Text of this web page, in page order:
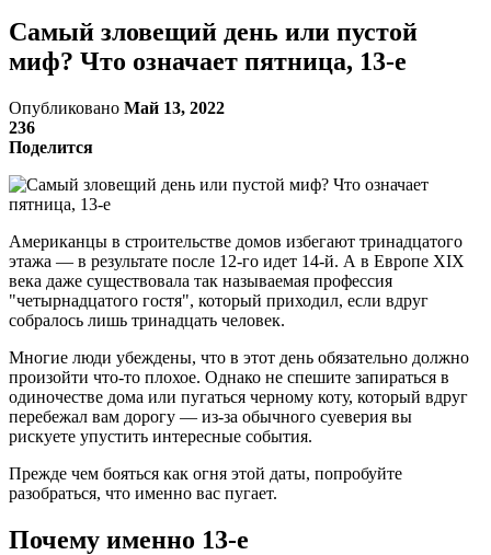
Cамый зловещий день или пустой
миф? Что означает пятница, 13-е
Опубликовано Май 13, 2022
236
Поделится
Американцы в строительстве домов избегают тринадцатого
этажа — в результате после 12-го идет 14-й. А в Европе XIХ
века даже существовала так называемая профессия
"четырнадцатого гостя", который приходил, если вдруг
собралось лишь тринадцать человек.
Многие люди убеждены, что в этот день обязательно должно
произойти что-то плохое. Однако не спешите запираться в
одиночестве дома или пугаться черному коту, который вдруг
перебежал вам дорогу — из-за обычного суеверия вы
рискуете упустить интересные события.
Прежде чем бояться как огня этой даты, попробуйте
разобраться, что именно вас пугает.
Почему именно 13-е